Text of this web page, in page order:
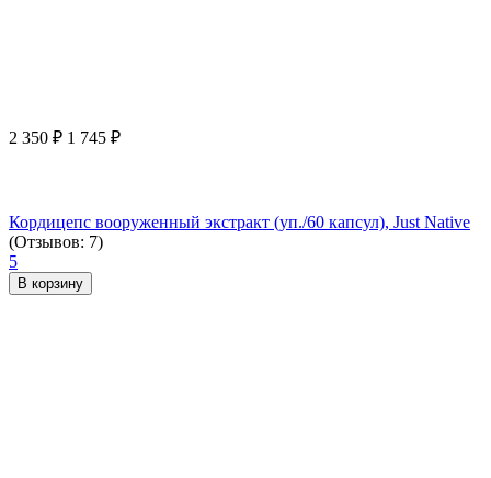
2 350 ₽ 1 745 ₽
Кордицепс вооруженный экстракт (уп./60 капсул), Just Native
(Отзывов: 7)
5
В корзину